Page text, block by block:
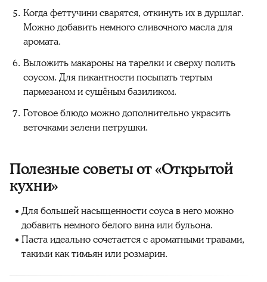
Когда феттучини сварятся, откинуть их в дуршлаг.
Можно добавить немного сливочного масла для
аромата.
Выложить макароны на тарелки и сверху полить
соусом. Для пикантности посыпать тертым
пармезаном и сушёным базиликом.
Готовое блюдо можно дополнительно украсить
веточками зелени петрушки.
Полезные советы от «Открытой
кухни»
Для большей насыщенности соуса в него можно
добавить немного белого вина или бульона.
Паста идеально сочетается с ароматными травами,
такими как тимьян или розмарин.